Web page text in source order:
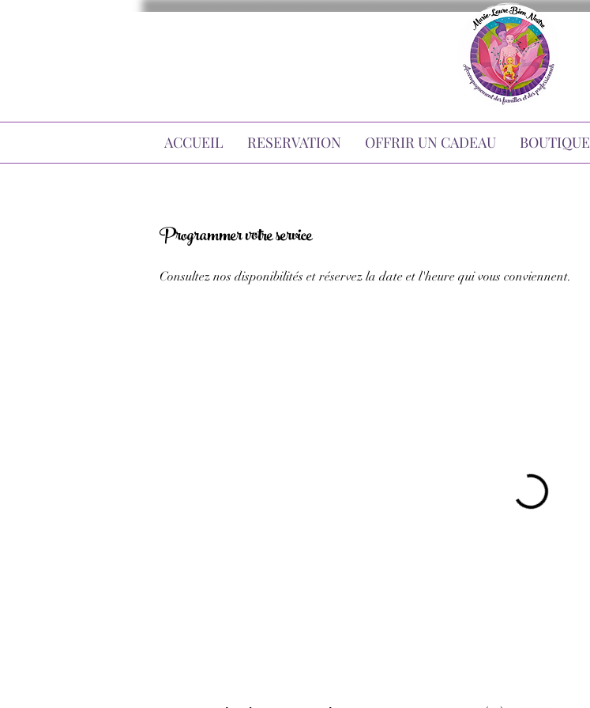
ACCUEIL RESERVATION OFFRIR UN CADEAU BOUTIQUE
Programmer votre service
Consultez nos disponibilités et réservez la date et l'heure qui vous conviennent.